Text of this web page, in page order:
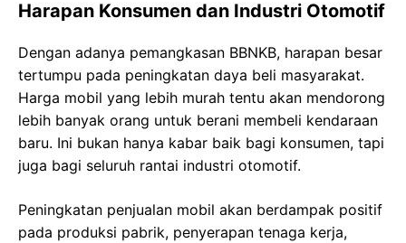
Harapan Konsumen dan Industri Otomotif
Dengan adanya pemangkasan BBNKB, harapan besar
tertumpu pada peningkatan daya beli masyarakat.
Harga mobil yang lebih murah tentu akan mendorong
lebih banyak orang untuk berani membeli kendaraan
baru. Ini bukan hanya kabar baik bagi konsumen, tapi
juga bagi seluruh rantai industri otomotif.
Peningkatan penjualan mobil akan berdampak positif
pada produksi pabrik, penyerapan tenaga kerja,